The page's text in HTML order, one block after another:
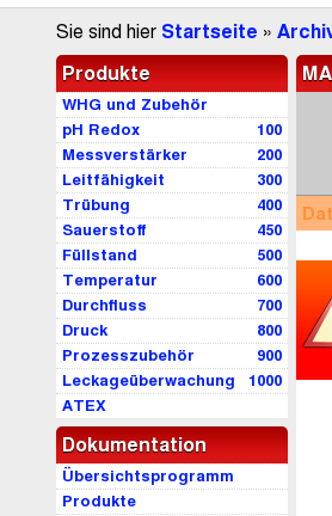
Sie sind hier Startseite »
Produkte
WHG und Zubehör
100
pH Redox
200
Messverstärker
300
Leitfähigkeit
400
Trübung
450
Sauerstoff
500
Füllstand
600
Temperatur
700
Durchfluss
800
Druck
900
Prozesszubehör
1000
Leckageüberwachung
ATEX
Dokumentation
Übersichtsprogramm
Produkte